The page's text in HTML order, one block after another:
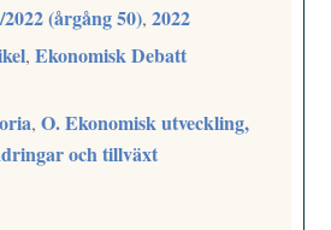
2022 (årgång 50),2022
,Ekonomisk Debatt
,O. Ekonomisk utveckling,
och tillväxt